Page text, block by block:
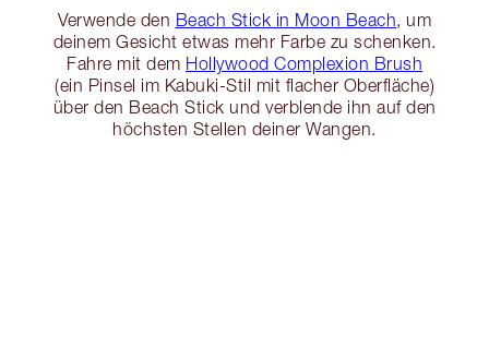
Verwende den Beach Stick in Moon Beach , um
deinem Gesicht etwas mehr Farbe zu schenken.
Fahre mit dem Hollywood Complexion Brush
(ein Pinsel im Kabuki-Stil mit flacher Oberfläche)
über den Beach Stick und verblende ihn auf den
höchsten Stellen deiner Wangen.